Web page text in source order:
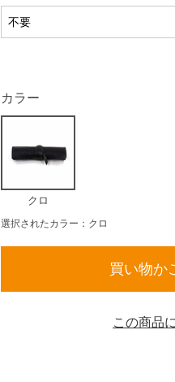
カラー
クロ
選択されたカラー：クロ
買い物か
この商品